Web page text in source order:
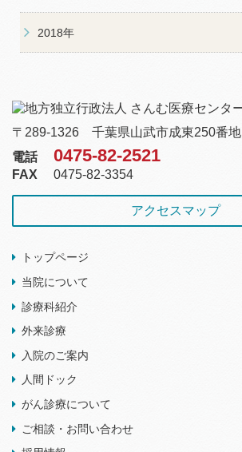
2018年
〒289-1326 千葉県山武市成東250番地
電話
0475-82-2521
FAX 0475-82-3354
アクセスマップ
トップページ
当院について
診療科紹介
外来診療
入院のご案内
人間ドック
がん診療について
ご相談・お問い合わせ